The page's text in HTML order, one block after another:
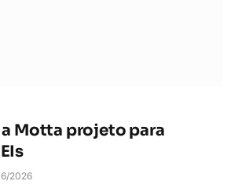
a Motta projeto para
2026